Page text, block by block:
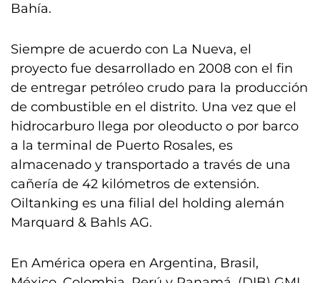
Bahía.
Siempre de acuerdo con La Nueva, el
proyecto fue desarrollado en 2008 con el fin
de entregar petróleo crudo para la producción
de combustible en el distrito. Una vez que el
hidrocarburo llega por oleoducto o por barco
a la terminal de Puerto Rosales, es
almacenado y transportado a través de una
cañería de 42 kilómetros de extensión.
Oiltanking es una filial del holding alemán
Marquard & Bahls AG.
En América opera en Argentina, Brasil,